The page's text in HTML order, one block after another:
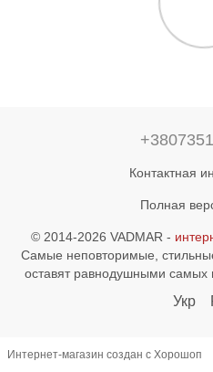
Контактная
Полная
© 2014-2026 VADMAR -
Самые неповторимые,
оставят равнодушными самых
Укр
Интернет-магазин создан с Хорошоп